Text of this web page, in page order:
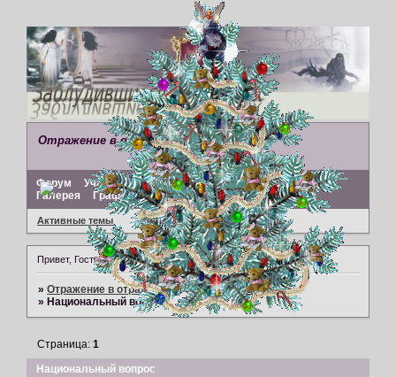
Отражение в отражениях
Форум Участники Поиск Регистрация
Войти
Галерея
Графический редактор
Активные темы
Привет, Гость! Войдитеилизарегистрируйтесь.
»Отражение в отражениях »Заметки на память
»Национальный вопрос
Национальный вопрос
Страница:1